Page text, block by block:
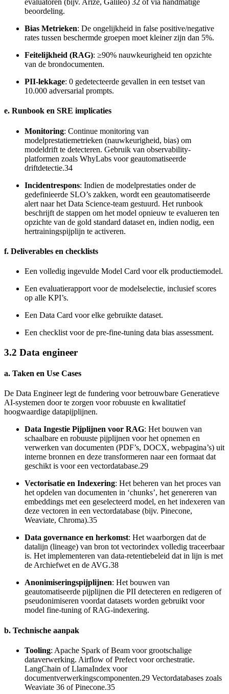
evaluatoren (bijv. Arize, Galileo) 32 of via handmatige
beoordeling.
Bias Metrieken: De ongelijkheid in false positive/negative
rates tussen beschermde groepen moet kleiner zijn dan 5%.
Feitelijkheid (RAG): ≥90% nauwkeurigheid ten opzichte
van de brondocumenten.
PII-lekkage: 0 gedetecteerde gevallen in een testset van
10.000 adversarial prompts.
e. Runbook en SRE implicaties
Monitoring: Continue monitoring van
modelprestatiemetrieken (nauwkeurigheid, bias) om
modeldrift te detecteren. Gebruik van observability-
platformen zoals WhyLabs voor geautomatiseerde
driftdetectie.34
Incidentrespons: Indien de modelprestaties onder de
gedefinieerde SLO’s zakken, wordt een geautomatiseerde
alert naar het Data Science-team gestuurd. Het runbook
beschrijft de stappen om het model opnieuw te evalueren ten
opzichte van de gold standard dataset en, indien nodig, een
hertrainingspijplijn te activeren.
f. Deliverables en checklists
Een volledig ingevulde Model Card voor elk productiemodel.
Een evaluatierapport voor de modelselectie, inclusief scores
op alle KPI’s.
Een Data Card voor elke gebruikte dataset.
Een checklist voor de pre-fine-tuning data bias assessment.
3.2 Data engineer
a. Taken en Use Cases
De Data Engineer legt de fundering voor betrouwbare Generatieve
AI-systemen door te zorgen voor robuuste en kwalitatief
hoogwaardige datapijplijnen.
Data Ingestie Pijplijnen voor RAG: Het bouwen van
schaalbare en robuuste pijplijnen voor het opnemen en
verwerken van documenten (PDF’s, DOCX, webpagina’s) uit
interne bronnen en deze transformeren naar een formaat dat
geschikt is voor een vectordatabase.29
Vectorisatie en Indexering: Het beheren van het proces van
het opdelen van documenten in ‘chunks’, het genereren van
embeddings met een geselecteerd model, en het indexeren van
deze vectoren in een vectordatabase (bijv. Pinecone,
Weaviate, Chroma).35
Data governance en herkomst: Het waarborgen dat de
datalijn (lineage) van bron tot vectorindex volledig traceerbaar
is. Het implementeren van data-retentiebeleid dat in lijn is met
de Archiefwet en de AVG.38
Anonimiseringspijplijnen: Het bouwen van
geautomatiseerde pijplijnen die PII detecteren en redigeren of
pseudonimiseren voordat datasets worden gebruikt voor
model fine-tuning of RAG-indexering.
b. Technische aanpak
Tooling: Apache Spark of Beam voor grootschalige
dataverwerking. Airflow of Prefect voor orchestratie.
LangChain of LlamaIndex voor
documentverwerkingscomponenten.29 Vectordatabases zoals
Weaviate 36 of Pinecone.35